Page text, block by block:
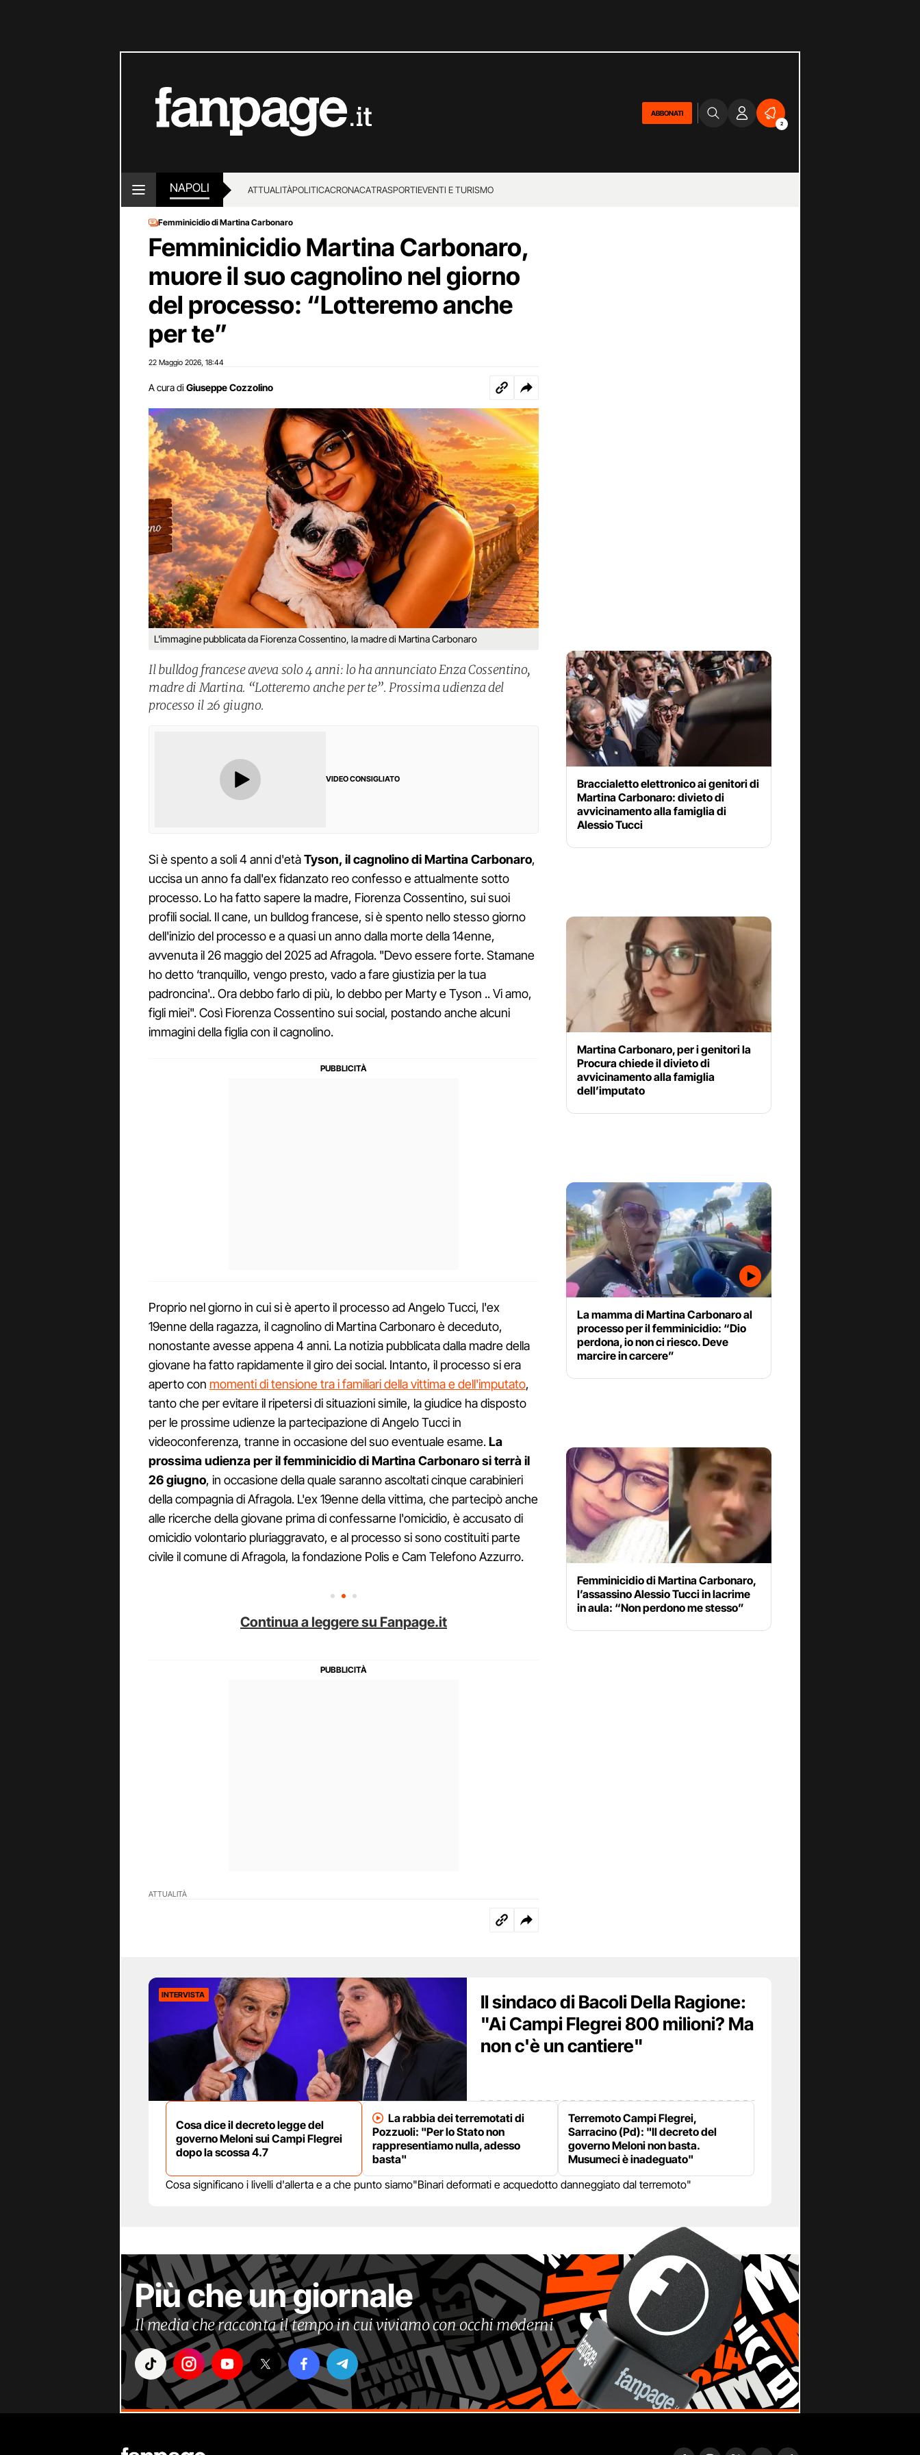
ABBONATI
2
NAPOLI ATTUALITÀPOLITICACRONACATRASPORTIEVENTI E TURISMO
Femminicidio di Martina Carbonaro
Femminicidio Martina Carbonaro,
muore il suo cagnolino nel giorno
del processo: “Lotteremo anche
per te”
22 Maggio 2026 18:44
A cura di Giuseppe Cozzolino
L'immagine pubblicata da Fiorenza Cossentino, la madre di Martina Carbonaro
Il bulldog francese aveva solo 4 anni: lo ha annunciato Enza Cossentino,
madre di Martina. “Lotteremo anche per te”. Prossima udienza del
processo il 26 giugno.
VIDEO CONSIGLIATO
Si è spento a soli 4 anni d'etàTyson, il cagnolino di Martina Carbonaro,
uccisa un anno fa dall'ex fidanzato reo confesso e attualmente sotto
processo. Lo ha fatto sapere la madre, Fiorenza Cossentino, sui suoi
profili social. Il cane, un bulldog francese, si è spento nello stesso giorno
dell'inizio del processo e a quasi un anno dalla morte della 14enne,
avvenuta il 26 maggio del 2025 ad Afragola. "Devo essere forte. Stamane
ho detto ‘tranquillo, vengo presto, vado a fare giustizia per la tua
padroncina'.. Ora debbo farlo di più, lo debbo per Marty e Tyson .. Vi amo,
figli miei". Così Fiorenza Cossentino sui social, postando anche alcuni
immagini della figlia con il cagnolino.
Proprio nel giorno in cui si è aperto il processo ad Angelo Tucci, l'ex
19enne della ragazza, il cagnolino di Martina Carbonaro è deceduto,
nonostante avesse appena 4 anni. La notizia pubblicata dalla madre della
giovane ha fatto rapidamente il giro dei social. Intanto, il processo si era
aperto con momenti di tensione tra i familiari della vittima e dell'imputato,
tanto che per evitare il ripetersi di situazioni simile, la giudice ha disposto
per le prossime udienze la partecipazione di Angelo Tucci in
videoconferenza, tranne in occasione del suo eventuale esame.La
prossima udienza per il femminicidio di Martina Carbonaro si terrà il
26 giugno, in occasione della quale saranno ascoltati cinque carabinieri
della compagnia di Afragola. L'ex 19enne della vittima, che partecipò anche
alle ricerche della giovane prima di confessarne l'omicidio, è accusato di
omicidio volontario pluriaggravato, e al processo si sono costituiti parte
civile il comune di Afragola, la fondazione Polis e Cam Telefono Azzurro.
Continua a leggere su Fanpage.it
ATTUALITÀ
Braccialetto elettronico ai genitori di
Martina Carbonaro: divieto di
avvicinamento alla famiglia di
Alessio Tucci
Martina Carbonaro, per i genitori la
Procura chiede il divieto di
avvicinamento alla famiglia
dell’imputato
La mamma di Martina Carbonaro al
processo per il femminicidio: “Dio
perdona, io non ci riesco. Deve
marcire in carcere”
Femminicidio di Martina Carbonaro,
l’assassino Alessio Tucci in lacrime
in aula: “Non perdono me stesso”
INTERVISTA
Il sindaco di Bacoli Della Ragione:
"Ai Campi Flegrei 800 milioni? Ma
non c'è un cantiere"
Cosa dice il decreto legge del
governo Meloni sui Campi Flegrei
dopo la scossa 4.7
La rabbia dei terremotati di
Pozzuoli: "Per lo Stato non
rappresentiamo nulla, adesso
basta"
Terremoto Campi Flegrei,
Sarracino (Pd): "Il decreto del
governo Meloni non basta.
Musumeci è inadeguato"
Cosa significano i livelli d'allerta e a che punto siamo"Binari deformati e acquedotto danneggiato dal terremoto"
Più che un giornale
Il media che racconta il tempo in cui viviamo con occhi moderni